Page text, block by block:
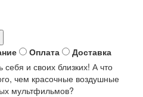
Оплата
Доставка
и своих близких! А что
чем красочные воздушные
мультфильмов?